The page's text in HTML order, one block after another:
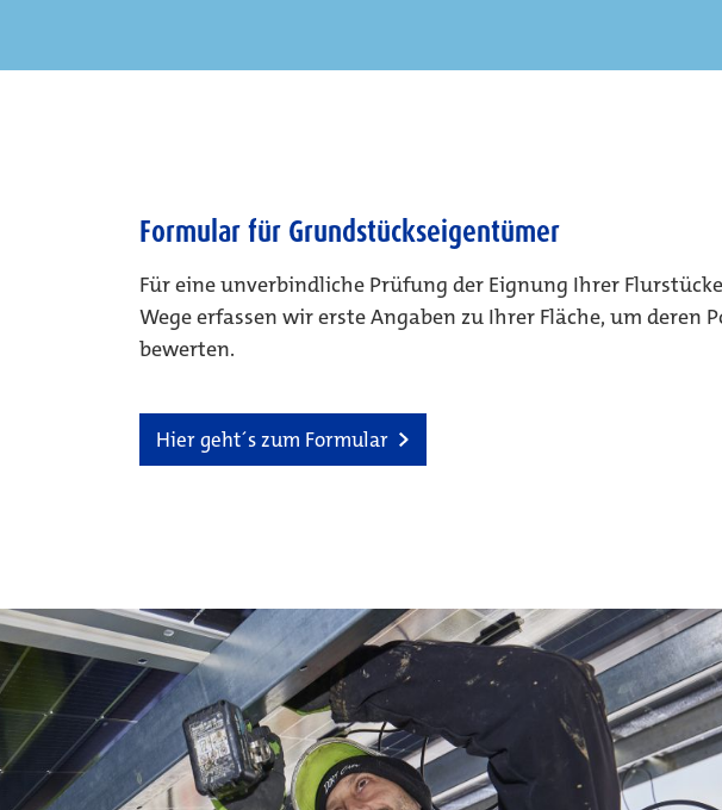
Formular für Grundstückseigentümer
Für eine unverbindliche Prüfung der Eignung Ihrer
Wege erfassen wir erste Angaben zu Ihrer Fläche, um
bewerten.
Hier geht´s zum Formular